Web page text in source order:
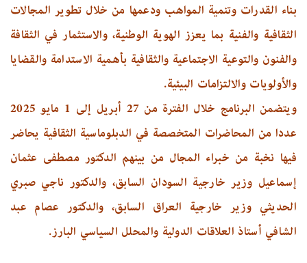
بناء القدرات وتنمية المواهب ودعمها من خلال تطوير المجالات
الثقافية والفنية بما يعزز الهوية الوطنية، والاستثمار في الثقافة
والفنون والتوعية الاجتماعية والثقافية بأهمية الاستدامة والقضايا
والأولويات والالتزامات البيئية.
ويتضمن البرنامج خلال الفترة من 27 أبريل إلى 1 مايو 2025
عددا من المحاضرات المتخصصة في الدبلوماسية الثقافية يحاضر
فيها نخبة من خبراء المجال من بينهم الدكتور مصطفى عثمان
إسماعيل وزير خارجية السودان السابق، والدكتور ناجي صبري
الحديثي وزير خارجية العراق السابق، والدكتور عصام عبد
الشافي أستاذ العلاقات الدولية والمحلل السياسي البارز.